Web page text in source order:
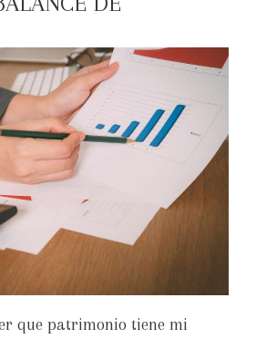
que patrimonio tiene mi